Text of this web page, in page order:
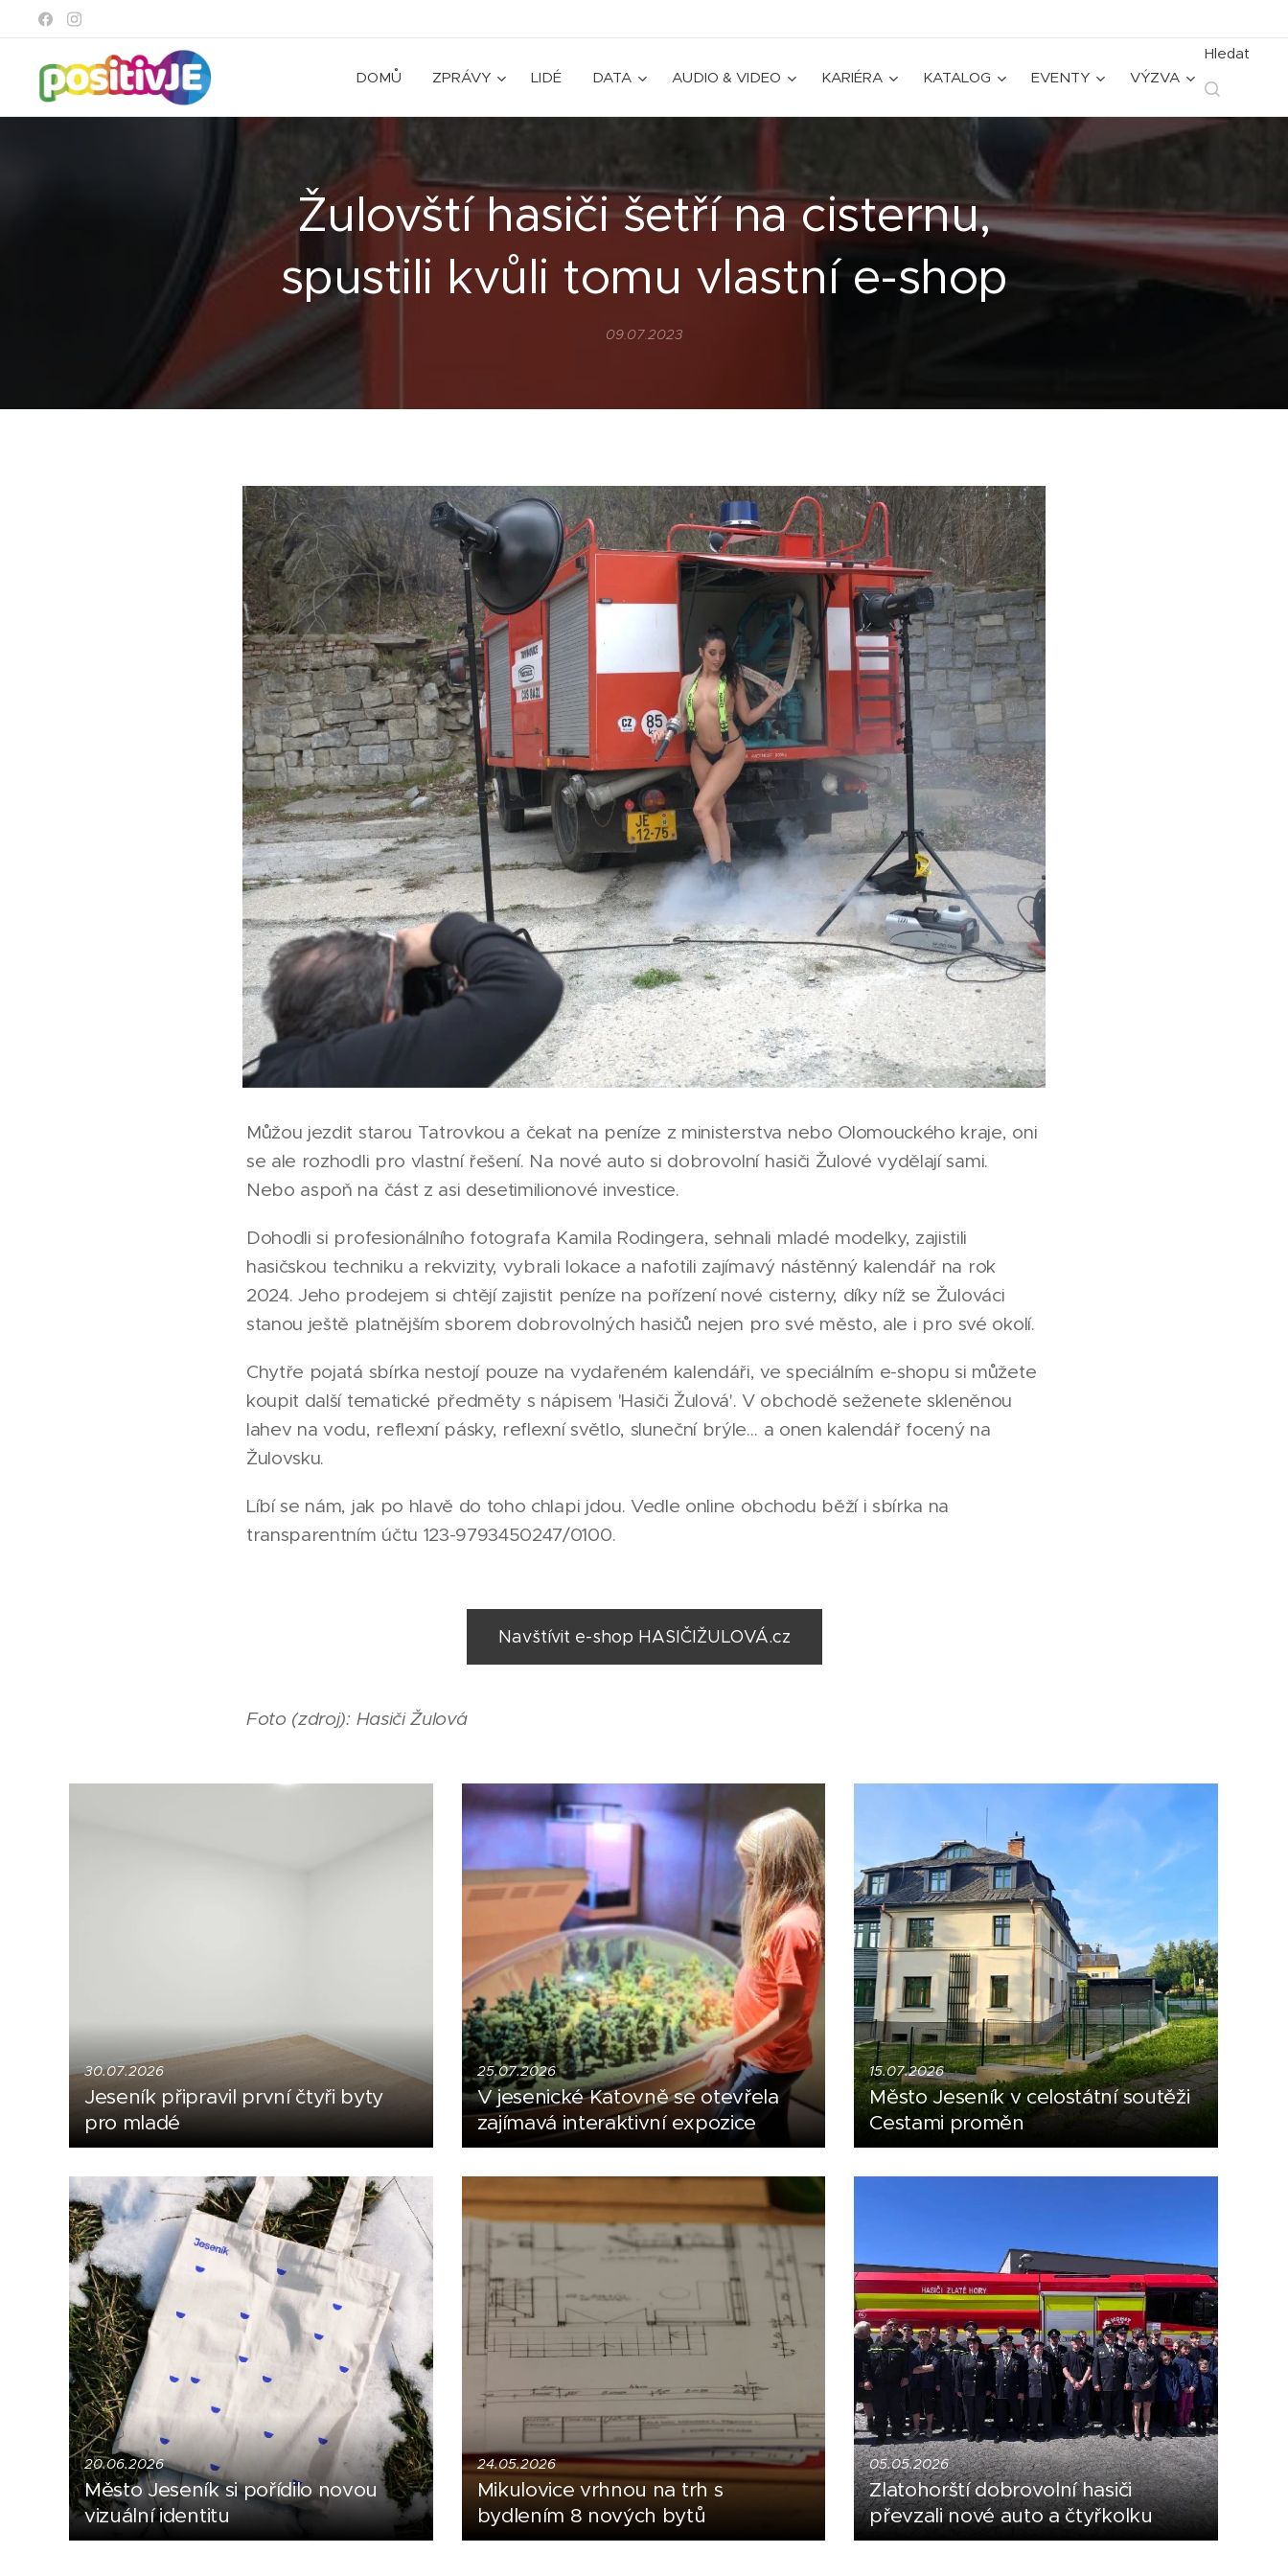
DOMŮ ZPRÁVY LIDÉ DATA AUDIO & VIDEO KARIÉRA KATALOG EVENTY VÝZVA
Hledat
Žulovští hasiči šetří na cisternu,
spustili kvůli tomu vlastní e-shop
09.07.2023
Můžou jezdit starou Tatrovkou a čekat na peníze z ministerstva nebo Olomouckého kraje, oni
se ale rozhodli pro vlastní řešení. Na nové auto si dobrovolní hasiči Žulové vydělají sami.
Nebo aspoň na část z asi desetimilionové investice.
Dohodli si profesionálního fotografa Kamila Rodingera, sehnali mladé modelky, zajistili
hasičskou techniku a rekvizity, vybrali lokace a nafotili zajímavý nástěnný kalendář na rok
2024. Jeho prodejem si chtějí zajistit peníze na pořízení nové cisterny, díky níž se Žulováci
stanou ještě platnějším sborem dobrovolných hasičů nejen pro své město, ale i pro své okolí.
Chytře pojatá sbírka nestojí pouze na vydařeném kalendáři, ve speciálním e-shopu si můžete
koupit další tematické předměty s nápisem 'Hasiči Žulová'. V obchodě seženete skleněnou
lahev na vodu, reflexní pásky, reflexní světlo, sluneční brýle… a onen kalendář focený na
Žulovsku.
Líbí se nám, jak po hlavě do toho chlapi jdou. Vedle online obchodu běží i sbírka na
transparentním účtu 123-9793450247/0100.
Navštívit e-shop HASIČIŽULOVÁ.cz
Foto (zdroj): Hasiči Žulová
30.07.2026
Jeseník připravil první čtyři byty
pro mladé
25.07.2026
V jesenické Katovně se otevřela
zajímavá interaktivní expozice
15.07.2026
Město Jeseník v celostátní soutěži
Cestami proměn
20.06.2026
Město Jeseník si pořídilo novou
vizuální identitu
24.05.2026
Mikulovice vrhnou na trh s
bydlením 8 nových bytů
05.05.2026
Zlatohorští dobrovolní hasiči
převzali nové auto a čtyřkolku